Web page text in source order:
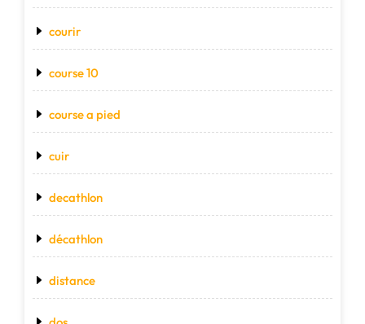
courir
course 10
course a pied
cuir
decathlon
décathlon
distance